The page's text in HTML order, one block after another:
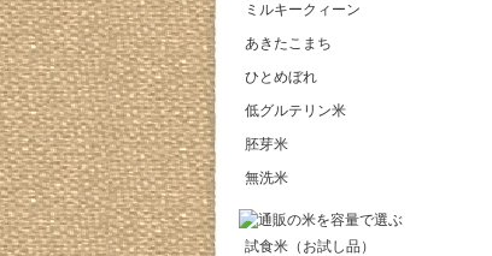
ミルキークィーン
あきたこまち
ひとめぼれ
低グルテリン米
胚芽米
無洗米
試食米（お試し品）